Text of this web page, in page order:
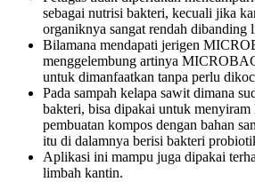
sebagai nutrisi bakteri, kecuali jika
organiknya sangat rendah dibanding
Bilamana mendapati jerigen
menggelembung artinya
untuk dimanfaatkan tanpa perlu
Pada sampah kelapa sawit dimana
bakteri, bisa dipakai untuk menyiram
pembuatan kompos dengan bahan
itu di dalamnya berisi bakteri
Aplikasi ini mampu juga dipakai
limbah kantin.